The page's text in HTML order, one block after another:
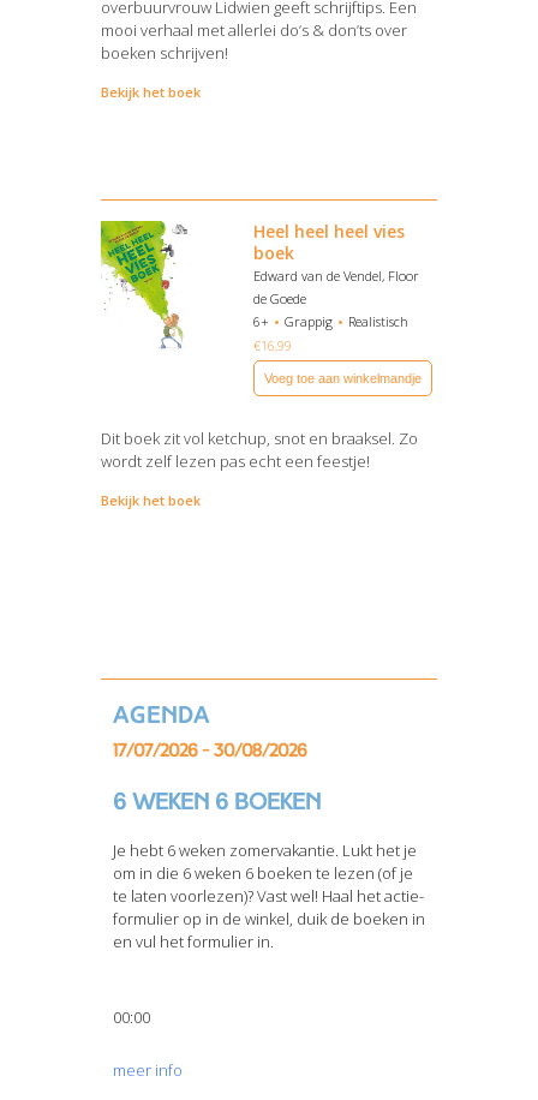
overbuurvrouw Lidwien geeft schrijftips. Een
mooi verhaal met allerlei do’s & don’ts over
boeken schrijven!
Bekijk het boek
Heel heel heel vies
boek
Edward van de Vendel, Floor
de Goede
6+
Grappig
Realistisch
€16,99
Voeg toe aan winkelmandje
Dit boek zit vol ketchup, snot en braaksel. Zo
wordt zelf lezen pas echt een feestje!
Bekijk het boek
Agenda
17/07/2026 - 30/08/2026
6 weken 6 boeken
Je hebt 6 weken zomervakantie. Lukt het je
om in die 6 weken 6 boeken te lezen (of je
te laten voorlezen)? Vast wel! Haal het actie-
formulier op in de winkel, duik de boeken in
en vul het formulier in.
00:00
meer info